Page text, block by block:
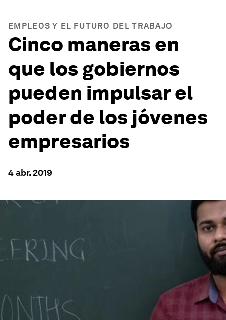
EMPLEOS Y EL FUTURO DEL TRABAJO
Cinco maneras en
que los gobiernos
pueden impulsar el
poder de los jóvenes
empresarios
4 abr. 2019